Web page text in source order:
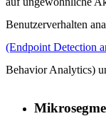
Benutzerverhalten
(Endpoint Detection
Behavior Analytics)